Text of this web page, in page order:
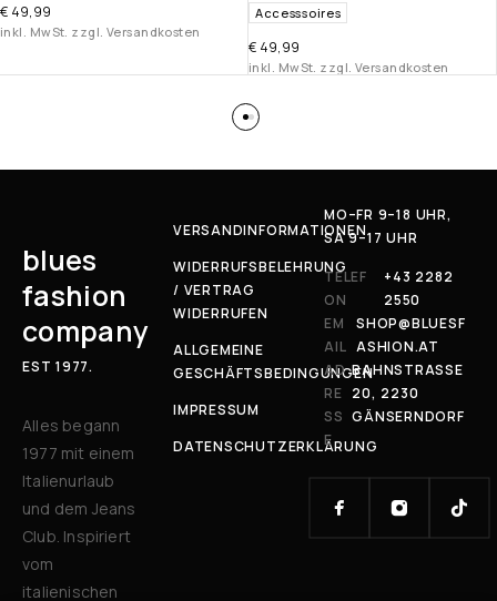
€ 49,99
inkl. MwSt. zzgl. Versandkosten
Accesssoires
€ 49,99
inkl. MwSt. zzgl. Versandkosten
blues
fashion
company
EST 1977.
Alles begann
1977 mit einem
Italienurlaub
und dem Jeans
Club. Inspiriert
vom
italienischen
VERSANDINFORMATIONEN
WIDERRUFSBELEHRUNG
/ VERTRAG
WIDERRUFEN
ALLGEMEINE
GESCHÄFTSBEDINGUNGEN
IMPRESSUM
DATENSCHUTZERKLÄRUNG
MO–FR 9–18 UHR,
SA 9–17 UHR
TELEF
ON
+43 2282
2550
EM
AIL
SHOP@BLUESF
ASHION.AT
AD
RE
SS
E
BAHNSTRASSE 2
0, 2230 G
ÄNSERNDORF